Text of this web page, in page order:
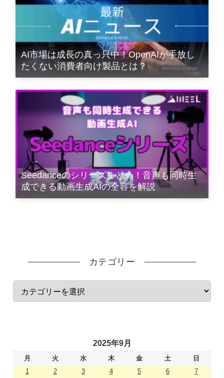
AI市場は成長の真っ只中！OpenAIが手放し
たくない消費者向け製品とは？
Seedanceのシリーズまとめ！音声も同時生
成できる動画生成AIの全容を解説
カテゴリー
2025年9月
月 火 水 木 金 土
日
1
2 3 4 5 6
7